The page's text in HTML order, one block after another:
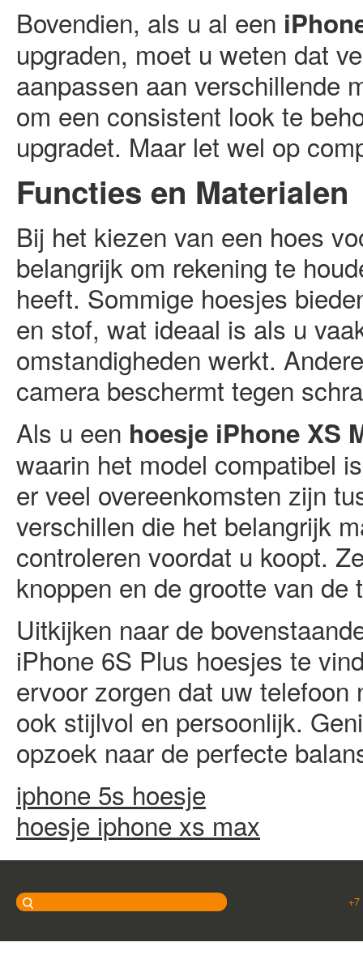
Bovendien, als u al een
upgraden, moet u weten dat
aanpassen aan verschillende
om een consistent look te
upgradet. Maar let wel op
Functies en Materialen
Bij het kiezen van een hoes
belangrijk om rekening te
heeft. Sommige hoesjes
en stof, wat ideaal is als u
omstandigheden werkt.
camera beschermt tegen
Als u een hoesje iPhone XS
waarin het model compatibel
er veel overeenkomsten zijn
verschillen die het belangrijk
controleren voordat u koopt.
knoppen en de grootte van
Uitkijken naar de
iPhone 6S Plus hoesjes te
ervoor zorgen dat uw
ook stijlvol en persoonlijk.
opzoek naar de perfecte
iphone 5s hoesje
hoesje iphone xs max
+7